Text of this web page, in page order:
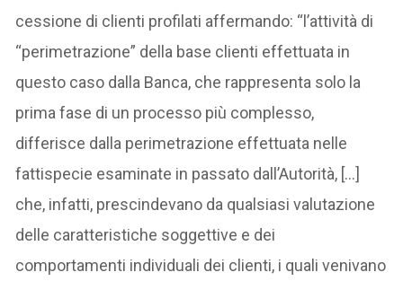
cessione di clienti profilati affermando: “l’attività di
“perimetrazione” della base clienti effettuata in
questo caso dalla Banca, che rappresenta solo la
prima fase di un processo più complesso,
differisce dalla perimetrazione effettuata nelle
fattispecie esaminate in passato dall’Autorità, […]
che, infatti, prescindevano da qualsiasi valutazione
delle caratteristiche soggettive e dei
comportamenti individuali dei clienti, i quali venivano